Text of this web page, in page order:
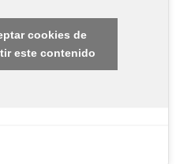
cookies de
este contenido